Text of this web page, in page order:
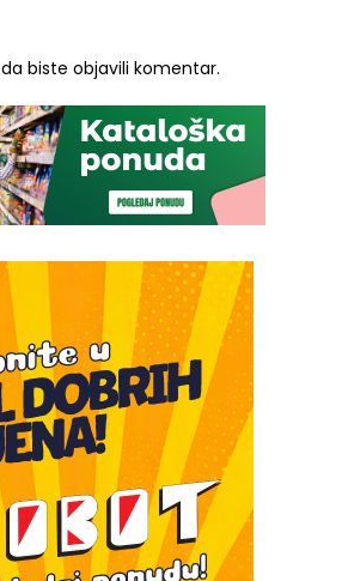
da biste objavili komentar.